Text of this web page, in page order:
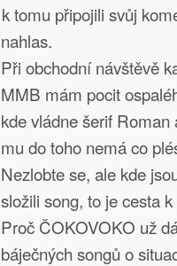
k tomu připojili svůj
nahlas.
Při obchodní návštěvě
MMB mám pocit
kde vládne šerif
mu do toho nemá co
Nezlobte se, ale kde
složili song, to je cesta
Proč ČOKOVOKO už
báječných songů o